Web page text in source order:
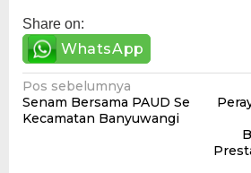
Share on:
WhatsApp
Navigasi
pos
Pos sebelumnya
Senam Bersama PAUD Se
Kecamatan Banyuwangi